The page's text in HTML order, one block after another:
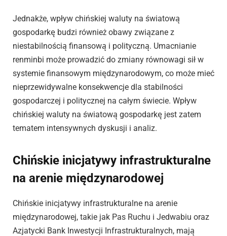
Jednakże, wpływ chińskiej waluty na światową
gospodarkę budzi również obawy związane z
niestabilnością finansową i polityczną. Umacnianie
renminbi może prowadzić do zmiany równowagi sił w
systemie finansowym międzynarodowym, co może mieć
nieprzewidywalne konsekwencje dla stabilności
gospodarczej i politycznej na całym świecie. Wpływ
chińskiej waluty na światową gospodarkę jest zatem
tematem intensywnych dyskusji i analiz.
Chińskie inicjatywy infrastrukturalne
na arenie międzynarodowej
Chińskie inicjatywy infrastrukturalne na arenie
międzynarodowej, takie jak Pas Ruchu i Jedwabiu oraz
Azjatycki Bank Inwestycji Infrastrukturalnych, mają